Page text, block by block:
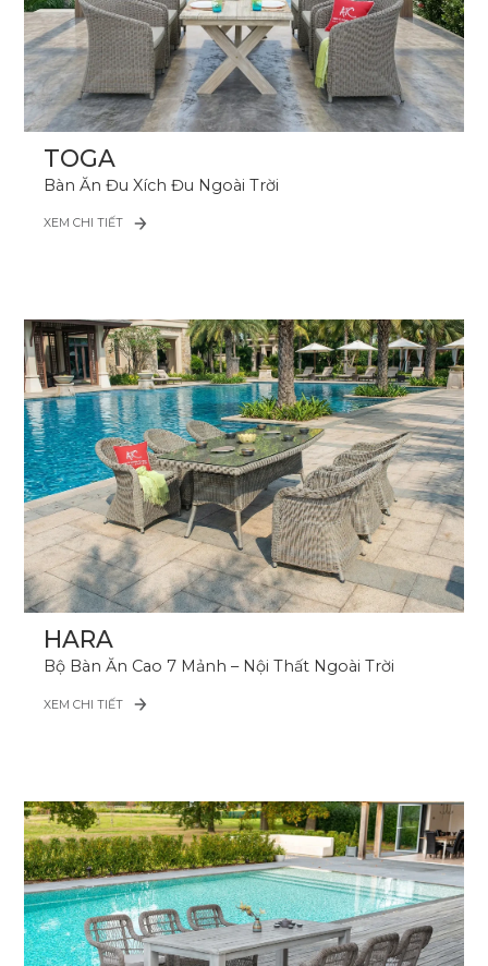
TOGA
Bàn Ăn Đu Xích Đu Ngoài Trời
XEM CHI TIẾT
HARA
Bộ Bàn Ăn Cao 7 Mảnh – Nội Thất Ngoài Trời
XEM CHI TIẾT